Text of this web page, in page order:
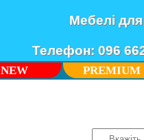
Мебелі
Телефон: 096
NEW PREMIUM